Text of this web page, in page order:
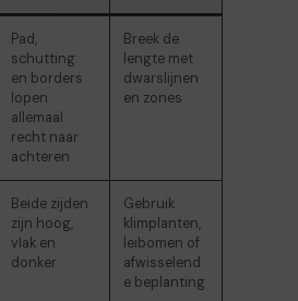
Pad,
schutting
en borders
lopen
allemaal
recht naar
achteren
Breek de
lengte met
dwarslijnen
en zones
Beide zijden
zijn hoog,
vlak en
donker
Gebruik
klimplanten,
leibomen of
afwisselend
e beplanting